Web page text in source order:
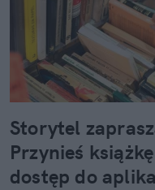
Storytel
Przynieś
dostęp do